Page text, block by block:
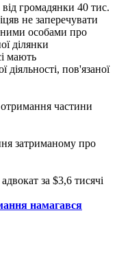
громадянки 40 тис.
не заперечувати
особами про
ділянки
мають
діяльності, пов'язаної
частини
затриманому про
за $3,6 тисячі
намагався